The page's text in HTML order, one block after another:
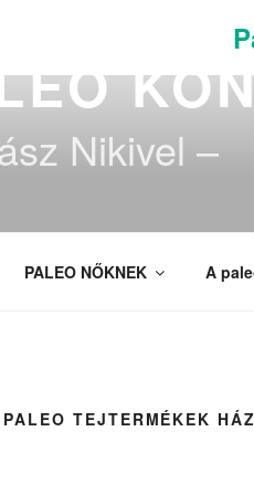
Nikivel –
PALEO NŐKNEK A
PALEO TEJTERMÉKEK